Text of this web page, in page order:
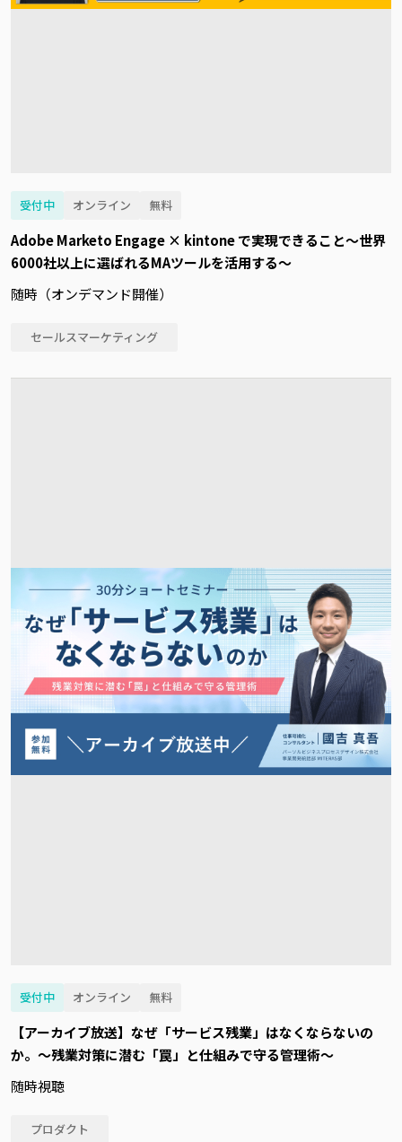
受付中 オンライン 無料
Adobe Marketo Engage × kintone で実現できること～世界
6000社以上に選ばれるMAツールを活用する～
随時（オンデマンド開催）
セールスマーケティング
受付中 オンライン 無料
【アーカイブ放送】なぜ「サービス残業」はなくならないの
か。～残業対策に潜む「罠」と仕組みで守る管理術～
随時視聴
プロダクト